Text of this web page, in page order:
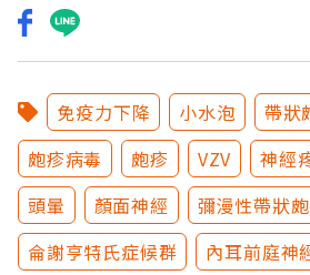
免疫力下降 小水泡 帶狀
皰疹病毒
皰疹 VZV 神經
頭暈
顏面神經
彌漫性帶狀
侖謝亨特氏症候群
內耳前庭神